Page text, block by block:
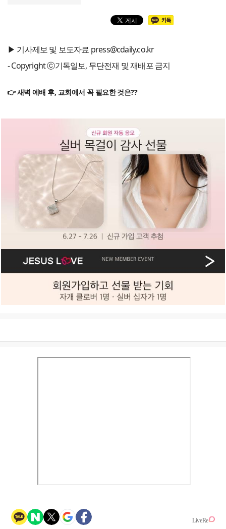
▶ 기사제보 및 보도자료 press@cdaily.co.kr
- Copyright ⓒ기독일보, 무단전재 및 재배포 금지
👉 새벽 예배 후, 교회에서 꼭 필요한 것은??